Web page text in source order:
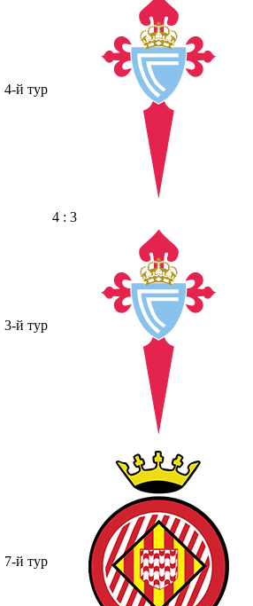
4-й тур
3-й тур
4 : 3
7-й тур